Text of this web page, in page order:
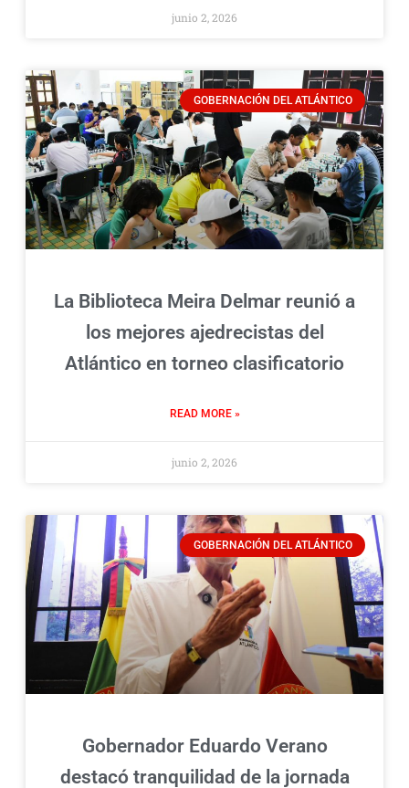
junio 2, 2026
GOBERNACIÓN DEL ATLÁNTICO
La Biblioteca Meira Delmar reunió a
los mejores ajedrecistas del
Atlántico en torneo clasificatorio
READ MORE »
junio 2, 2026
GOBERNACIÓN DEL ATLÁNTICO
Gobernador Eduardo Verano
destacó tranquilidad de la jornada